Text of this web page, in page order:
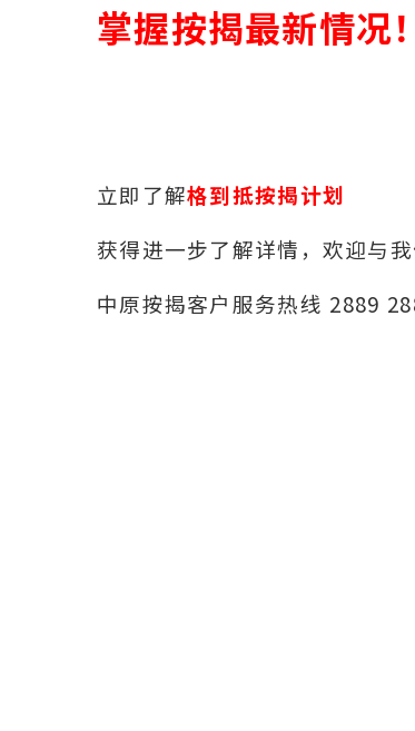
掌握按揭最新情况
立即了解格到抵按揭计划
获得进一步了解详情，欢迎与
中原按揭客户服务热线 2889